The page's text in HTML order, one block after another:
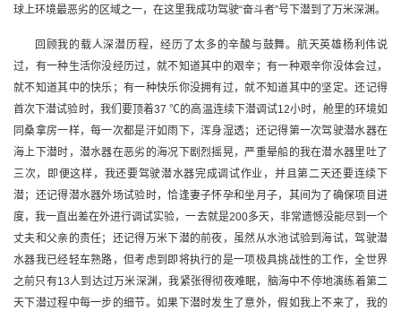
球上环境最恶劣的区域之一，在这里我成功驾驶“奋斗者”号下潜到了万米深渊。
回顾我的载人深潜历程，经历了太多的辛酸与鼓舞。航天英雄杨利伟说
过，有一种生活你没经历过，就不知道其中的艰辛；有一种艰辛你没体会过，
就不知道其中的快乐；有一种快乐你没拥有过，就不知道其中的坚定。还记得
首次下潜试验时，我们要顶着37 ℃的高温连续下潜调试12小时，舱里的环境如
同桑拿房一样，每一次都是汗如雨下，浑身湿透；还记得第一次驾驶潜水器在
海上下潜时，潜水器在恶劣的海况下剧烈摇晃，严重晕船的我在潜水器里吐了
三次，即便这样，我还要驾驶潜水器完成调试作业，并且第二天还要连续下
潜；还记得潜水器外场试验时，恰逢妻子怀孕和坐月子，其间为了确保项目进
度，我一直出差在外进行调试实验，一去就是200多天，非常遗憾没能尽到一个
丈夫和父亲的责任；还记得万米下潜的前夜，虽然从水池试验到海试，驾驶潜
水器我已经轻车熟路，但考虑到即将执行的是一项极具挑战性的工作，全世界
之前只有13人到达过万米深渊，我紧张得彻夜难眠，脑海中不停地演练着第二
天下潜过程中每一步的细节。如果下潜时发生了意外，假如我上不来了，我的